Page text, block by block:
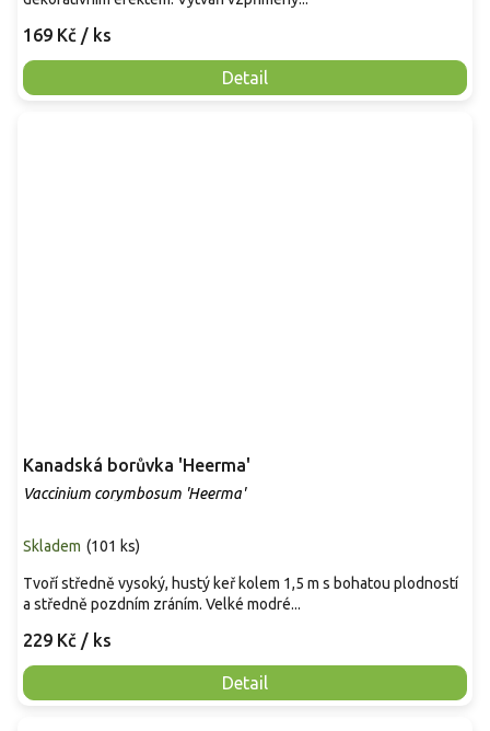
169 Kč / ks
Detail
Kanadská borůvka 'Heerma'
Vaccinium corymbosum 'Heerma'
Skladem (101 ks)
229 Kč / ks
Detail
Tvoří středně vysoký, hustý keř kolem 1,5 m s bohatou plodností
a středně pozdním zráním. Velké modré...